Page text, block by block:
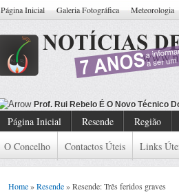
Página Inicial Galeria Fotográfica Meteorologia
Prof. Rui Rebelo É O Novo Técnico
Página Inicial Resende Região
O Concelho
Contactos Úteis Links
Home»Resende» Resende: Três feridos graves